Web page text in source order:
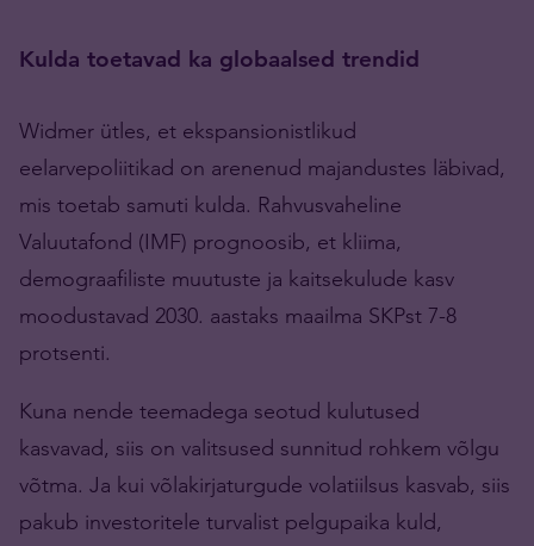
Kulda toetavad ka globaalsed trendid
Widmer ütles, et ekspansionistlikud
eelarvepoliitikad on arenenud majandustes läbivad,
mis toetab samuti kulda. Rahvusvaheline
Valuutafond (IMF) prognoosib, et kliima,
demograafiliste muutuste ja kaitsekulude kasv
moodustavad 2030. aastaks maailma SKPst 7-8
protsenti.
Kuna nende teemadega seotud kulutused
kasvavad, siis on valitsused sunnitud rohkem võlgu
võtma. Ja kui võlakirjaturgude volatiilsus kasvab, siis
pakub investoritele turvalist pelgupaika kuld,